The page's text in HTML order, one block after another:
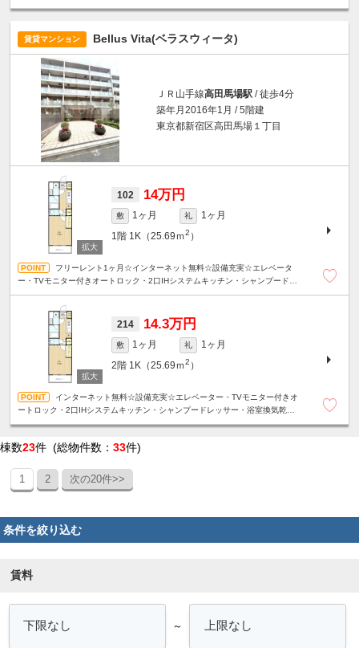
賃貸マンション Bellus Vita(ベラスウィータ)
ＪＲ山手線高田馬場駅 / 徒歩4分
築年月2016年1月 / 5階建
東京都新宿区高田馬場１丁目
102 14万円
敷 1ヶ月 礼
1ヶ月
1階 1K（25.69ｍ2 ）
フリーレント1ヶ月☆インターネット無料☆設備充実☆エレベータ
ー・TVモニター付きオートロック・2口IHシステムキッチン・シャンプードレ
214 14.3万円
敷 1ヶ月 礼
1ヶ月
2階 1K（25.69ｍ2 ）
インターネット無料☆設備充実☆エレベーター・TVモニター付きオ
ートロック・2口IHシステムキッチン・シャンプードレッサー・浴室換気乾燥
棟数23件 (総物件数： 33件)
1 2 次の20件>>
条件を絞り込む
賃料
～